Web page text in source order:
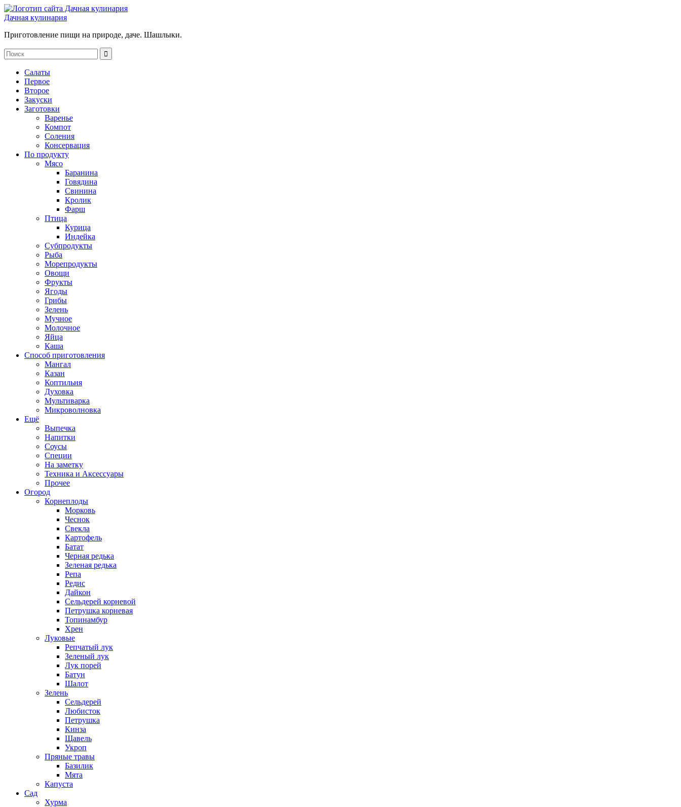
Дачная кулинария
Приготовление пищи на природе, даче. Шашлыки.
Салаты
Первое
Второе
Закуски
Заготовки
Варенье
Компот
Соления
Консервация
По продукту
Мясо
Баранина
Говядина
Свинина
Кролик
Фарш
Птица
Курица
Индейка
Субпродукты
Рыба
Морепродукты
Овощи
Фрукты
Ягоды
Грибы
Зелень
Мучное
Молочное
Яйца
Каша
Способ приготовления
Мангал
Казан
Коптильня
Духовка
Мультиварка
Микроволновка
Ещё
Выпечка
Напитки
Соусы
Специи
На заметку
Техника и Аксессуары
Прочее
Огород
Корнеплоды
Морковь
Чеснок
Свекла
Картофель
Батат
Черная редька
Зеленая редька
Репа
Редис
Дайкон
Сельдерей корневой
Петрушка корневая
Топинамбур
Хрен
Луковые
Репчатый лук
Зеленый лук
Лук порей
Батун
Шалот
Зелень
Сельдерей
Любисток
Петрушка
Кинза
Щавель
Укроп
Пряные травы
Базилик
Мята
Капуста
Сад
Хурма